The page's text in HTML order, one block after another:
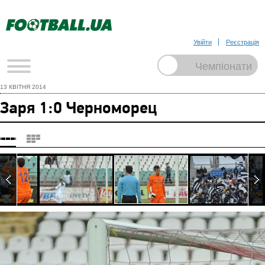
Увійти Реєстрація
13 КВІТНЯ 2014
Заря 1:0 Черноморец